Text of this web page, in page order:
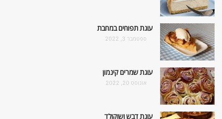
עוגת תפוחים במחבת
ספטמבר 3, 2022
עוגת שמרים קינמון
אוגוסט 20, 2022
עוגת דבש ושוקולד